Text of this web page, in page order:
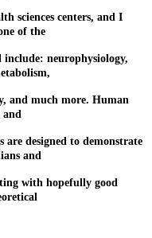
sciences centers, and I
of the
neurophysiology,
and much more. Human
and
are designed to demonstrate
and
with hopefully good